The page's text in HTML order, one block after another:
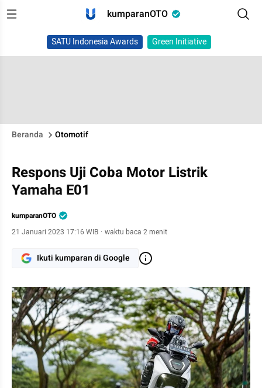
kumparanOTO
SATU Indonesia Awards Green Initiative
Beranda Otomotif
Respons Uji Coba Motor Listrik
Yamaha E01
kumparanOTO
21 Januari 2023 17:16 WIB · waktu baca 2 menit
Ikuti kumparan di Google